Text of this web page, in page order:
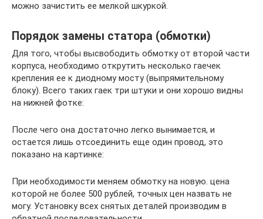
можно зачистить ее мелкой шкуркой.
Порядок замены статора (обмотки)
Для того, чтобы высвободить обмотку от второй части
корпуса, необходимо открутить несколько гаечек
крепления ее к диодному мосту (выпрямительному
блоку). Всего таких гаек три штуки и они хорошо видны
на нижней фотке:
После чего она достаточно легко вынимается, и
остается лишь отсоединить еще один провод, это
показано на картинке:
При необходимости меняем обмотку на новую. цена
которой не более 500 рублей, точных цен назвать не
могу. Установку всех снятых деталей производим в